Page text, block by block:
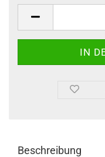
Beschreibung